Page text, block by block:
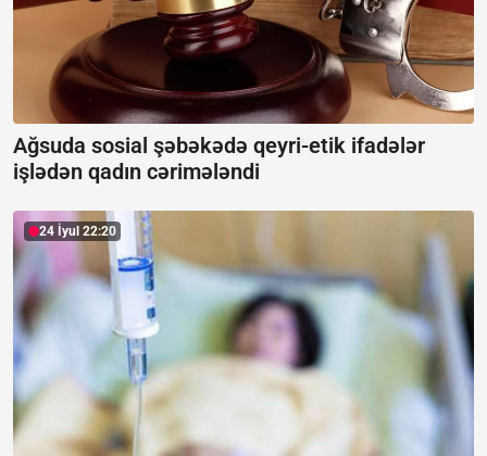
Ağsuda sosial şəbəkədə qeyri-etik ifadələr
işlədən qadın cərimələndi
24 İyul 22:20